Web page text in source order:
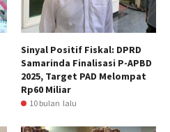
Sinyal Positif Fiskal: DPRD
Samarinda Finalisasi P-APBD
2025, Target PAD Melompat
Rp60 Miliar
10 bulan lalu